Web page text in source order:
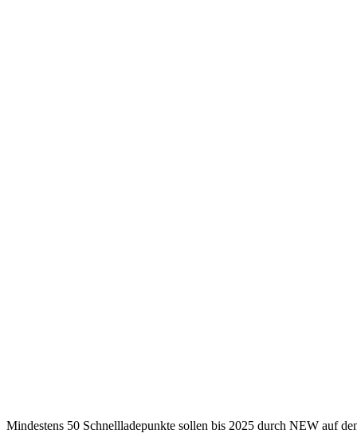
Mindestens 50 Schnellladepunkte sollen bis 2025 durch NEW auf